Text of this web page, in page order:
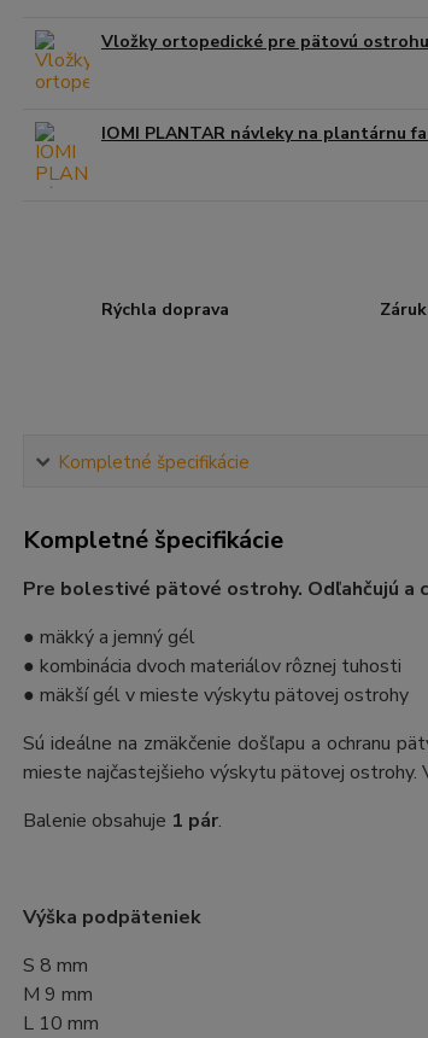
Vložky ortopedické pre pätovú
IOMI PLANTAR návleky na plantárnu
Rýchla doprava
Kompletné špecifikácie
Kompletné špecifikácie
Pre bolestivé pätové ostrohy. Odľahčujú a
● mäkký a jemný gél
● kombinácia dvoch materiálov rôznej tuhosti
● mäkší gél v mieste výskytu pätovej ostrohy
Sú ideálne na zmäkčenie došľapu a ochranu
mieste najčastejšieho výskytu pätovej ostrohy.
Balenie obsahuje 1 pár.
Výška podpäteniek
S 8 mm
M 9 mm
L 10 mm